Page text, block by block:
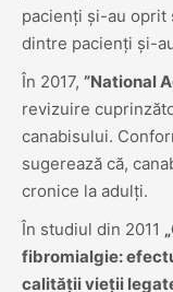
pacienți și-au oprit
dintre pacienți și-
În 2017, ”National
revizuire
canabisului.
sugerează că,
cronice la adulți.
În studiul din 2011
fibromialgie:
calității vieții